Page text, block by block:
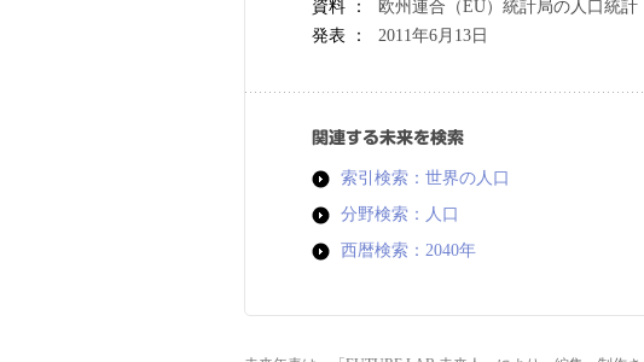
資料 ：
欧州連合（EU）統計局の人口統計
発表 ：
2011年6月13日
関連する未来を検索
索引検索：世界の人口
分野検索：人口
西暦検索：2040年